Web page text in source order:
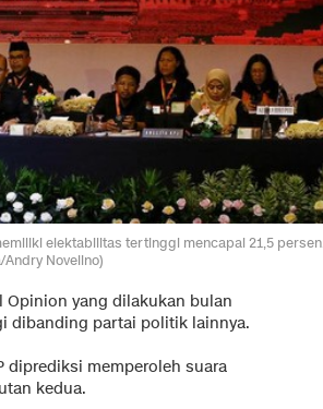
elektabilitas tertinggi mencapai 21,5
Novelino)
Opinion yang dilakukan bulan
dibanding partai politik lainnya.
diprediksi memperoleh suara
kedua.